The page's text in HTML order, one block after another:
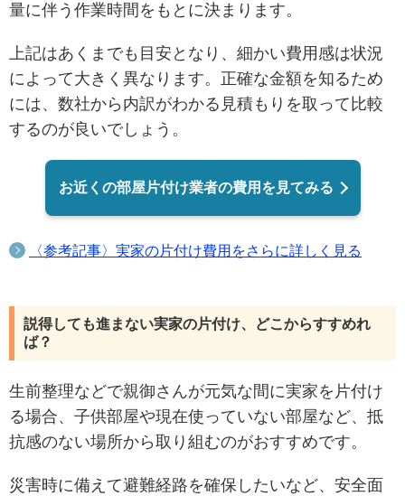
量に伴う作業時間をもとに決まります。
上記はあくまでも目安となり、細かい費用感は状況
によって大きく異なります。正確な金額を知るため
には、数社から内訳がわかる見積もりを取って比較
するのが良いでしょう。
お近くの部屋片付け業者の費用を見てみる
〈参考記事〉実家の片付け費用をさらに詳しく見る
説得しても進まない実家の片付け、どこからすすめれ
ば？
生前整理などで親御さんが元気な間に実家を片付け
る場合、子供部屋や現在使っていない部屋など、抵
抗感のない場所から取り組むのがおすすめです。
災害時に備えて避難経路を確保したいなど、安全面